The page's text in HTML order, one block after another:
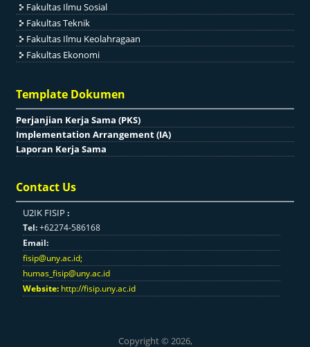
Fakultas Ilmu Sosial
Fakultas Teknik
Fakultas Ilmu Keolahragaan
Fakultas Ekonomi
Template Dokumen
Perjanjian Kerja Sama (PKS)
Implementation Arrangement (IA)
Laporan Kerja Sama
Contact Us
U2IK FISIP :
Tel:+62274-586168
Email:
fisip@uny.ac.id;
humas_fisip@uny.ac.id
Website: http://fisip.uny.ac.id
Copyright © 2026,